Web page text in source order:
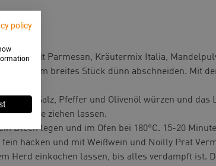
und mit Parmesan, Kräutermix Italia,
und 6cm breites Stück dünn abschneiden. Mit
mit Salz, Pfeffer und Olivenöl würzen und
1 Stunde ziehen lassen.
Blech legen und im Ofen bei 180°C. 15-20
fein hacken und mit Weißwein und Noilly Prat
Herd einkochen lassen, bis alles verdampft ist.
policy